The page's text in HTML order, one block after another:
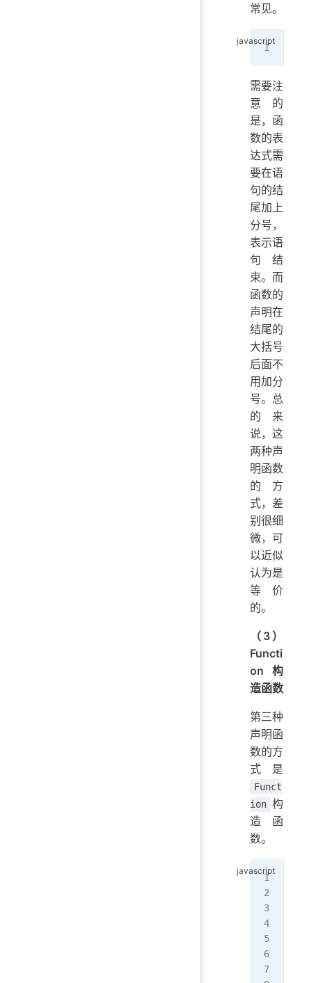
常见。
需要注
意的
是，函
数的表
达式需
要在语
句的结
尾加上
分号，
表示语
句结
束。而
函数的
声明在
结尾的
大括号
后面不
用加分
号。总
的来
说，这
两种声
明函数
的方
式，差
别很细
微，可
以近似
认为是
等价
的。
（3）
Functi
on 构
造函数
第三种
声明函
数的方
式是
Funct
ion 构
造函
数。